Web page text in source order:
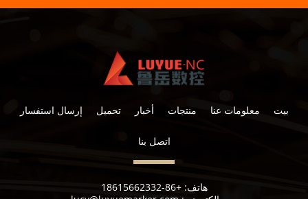
بيت معلومات عنا منتجات أخبار تحميل إرسال استفسار
اتصل بنا
هاتف:+86-18615662332